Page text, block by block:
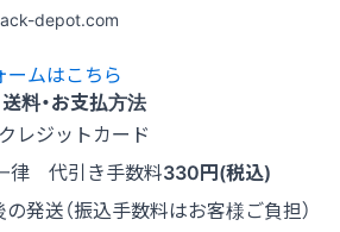
depot.com
ームはこちら
送料・お支払方法
クレジットカード
律 代引き手数料330円(税込)
発送（振込手数料はお客様ご負担）